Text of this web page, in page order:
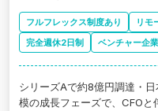
フルフレックス制度あり リモ
完全週休2日制
ベンチャー企業
シリーズAで約8億円調達・
模の成長フェーズで、CFO